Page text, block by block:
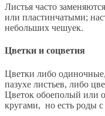
Листья часто
или пластинчатыми;
небольших чешуек.
Цветки и соцветия
Цветки либо
пазухе листьев, либо
Цветок обоеполый или
кругами, но есть роды